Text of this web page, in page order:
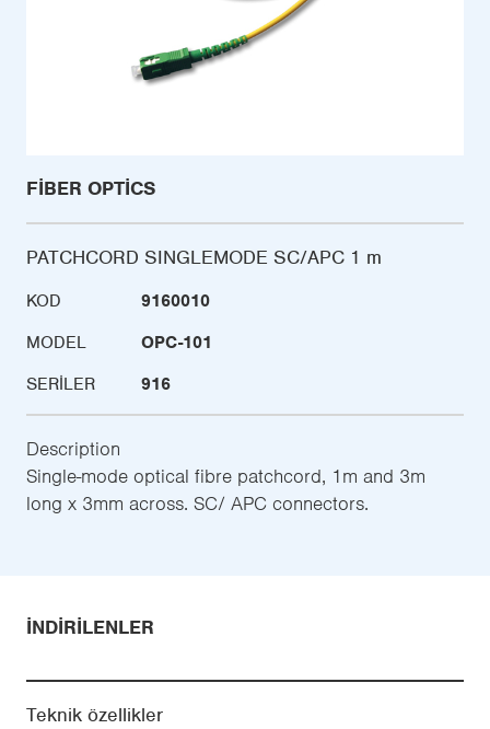
FIBER OPTICS
PATCHCORD SINGLEMODE SC/APC 1 m
KOD
9160010
MODEL
OPC-101
SERILER
916
Description
Single-mode optical fibre patchcord, 1m and 3m
long x 3mm across. SC/ APC connectors.
İNDIRILENLER
Teknik özellikler